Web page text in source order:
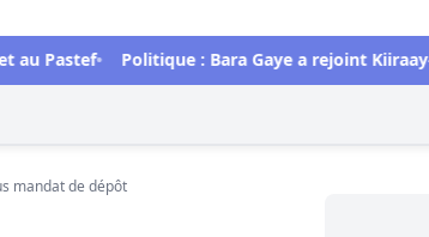
Politique : Bara Gaye a rejoint Kiiraay-Les
mandat de dépôt